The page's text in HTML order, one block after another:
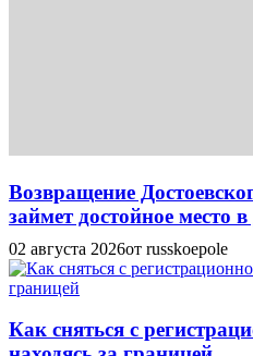
Возвращение
займет достойное место в
02 августа 2026от russkoepole
Как сняться с